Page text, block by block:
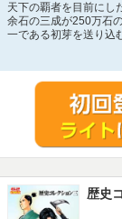
天下の覇者を目前にし
余石の三成が250万石
一である初芽を送り込
室、初芽局となる。
城へ送り込むが、初
語 禁断の愛［絵島・
歴史